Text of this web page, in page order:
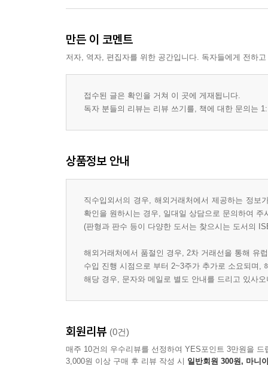
만든 이 코멘트
저자, 역자, 편집자를 위한 공간입니다. 독자들에게 전하
접수된 글은 확인을 거쳐 이 곳에 게재됩니다.
독자 분들의 리뷰는 리뷰 쓰기를, 책에 대한 문의는
상품정보 안내
직수입외서의 경우, 해외거래처에서 제공하는 정
확인을 원하시는 경우, 일대일 상담으로 문의하여 주
(판형과 판수 등이 다양한 도서는 찾으시는 도서의
해외거래처에서 품절인 경우, 2차 거래선을 통해 유
수입 진행 시점으로 부터 2~3주가 추가로 소요되며,
해당 경우, 문자와 메일로 별도 안내를 드리고 있사
회원리뷰 (0건)
매주 10건의 우수리뷰를 선정하여 YES포인트 3만원을 드
3,000원 이상 구매 후 리뷰 작성 시 일반회원 300원, 마니